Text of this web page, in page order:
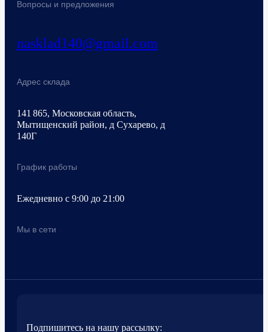
Вопросы и предложения
nasklad140@gmail.com
Адрес склада
141 865, Московская область,
Мытищенский район, д Сухарево, д
140Г
График работы
Ежедневно с 9:00 до 21:00
Мы в сети
Подпишитесь на нашу рассылку: